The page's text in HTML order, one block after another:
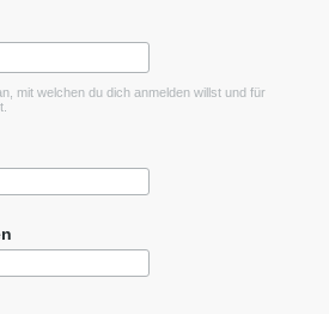
mit welchen du dich anmelden willst und für